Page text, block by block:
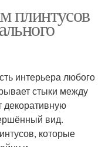
плинтусов
интерьера любого
стыки между
декоративную
вид.
которые